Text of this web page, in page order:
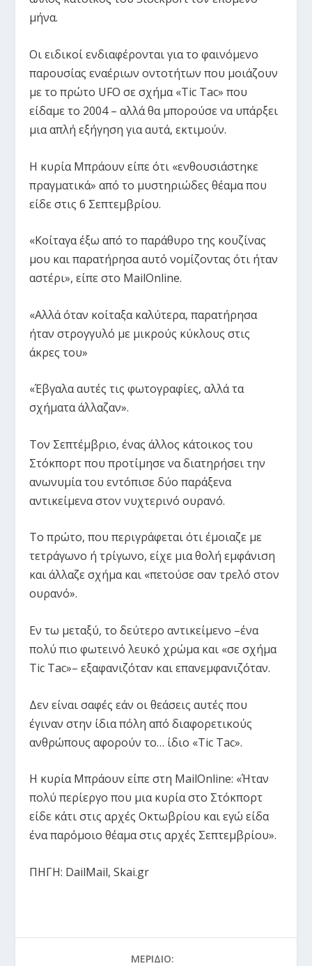
μήνα.
Οι ειδικοί ενδιαφέρονται για το φαινόμενο
παρουσίας εναέριων οντοτήτων που μοιάζουν
με το πρώτο UFO σε σχήμα «Tic Tac» που
είδαμε το 2004 – αλλά θα μπορούσε να υπάρξει
μια απλή εξήγηση για αυτά, εκτιμούν.
Η κυρία Μπράουν είπε ότι «ενθουσιάστηκε
πραγματικά» από το μυστηριώδες θέαμα που
είδε στις 6 Σεπτεμβρίου.
«Κοίταγα έξω από το παράθυρο της κουζίνας
μου και παρατήρησα αυτό νομίζοντας ότι ήταν
αστέρι», είπε στο MailOnline.
«Αλλά όταν κοίταξα καλύτερα, παρατήρησα
ήταν στρογγυλό με μικρούς κύκλους στις
άκρες του»
«Έβγαλα αυτές τις φωτογραφίες, αλλά τα
σχήματα άλλαζαν».
Τον Σεπτέμβριο, ένας άλλος κάτοικος του
Στόκπορτ που προτίμησε να διατηρήσει την
ανωνυμία του εντόπισε δύο παράξενα
αντικείμενα στον νυχτερινό ουρανό.
Το πρώτο, που περιγράφεται ότι έμοιαζε με
τετράγωνο ή τρίγωνο, είχε μια θολή εμφάνιση
και άλλαζε σχήμα και «πετούσε σαν τρελό στον
ουρανό».
Εν τω μεταξύ, το δεύτερο αντικείμενο –ένα
πολύ πιο φωτεινό λευκό χρώμα και «σε σχήμα
Tic Tac»– εξαφανιζόταν και επανεμφανιζόταν.
Δεν είναι σαφές εάν οι θεάσεις αυτές που
έγιναν στην ίδια πόλη από διαφορετικούς
ανθρώπους αφορούν το… ίδιο «Tic Tac».
Η κυρία Μπράουν είπε στη MailOnline: «Ήταν
πολύ περίεργο που μια κυρία στο Στόκπορτ
είδε κάτι στις αρχές Οκτωβρίου και εγώ είδα
ένα παρόμοιο θέαμα στις αρχές Σεπτεμβρίου».
ΠΗΓΗ: DailMail, Skai.gr
ΜΕΡΊΔΙΟ: